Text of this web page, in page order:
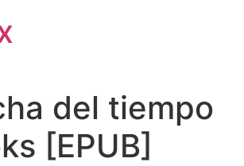
del tiempo
[EPUB]